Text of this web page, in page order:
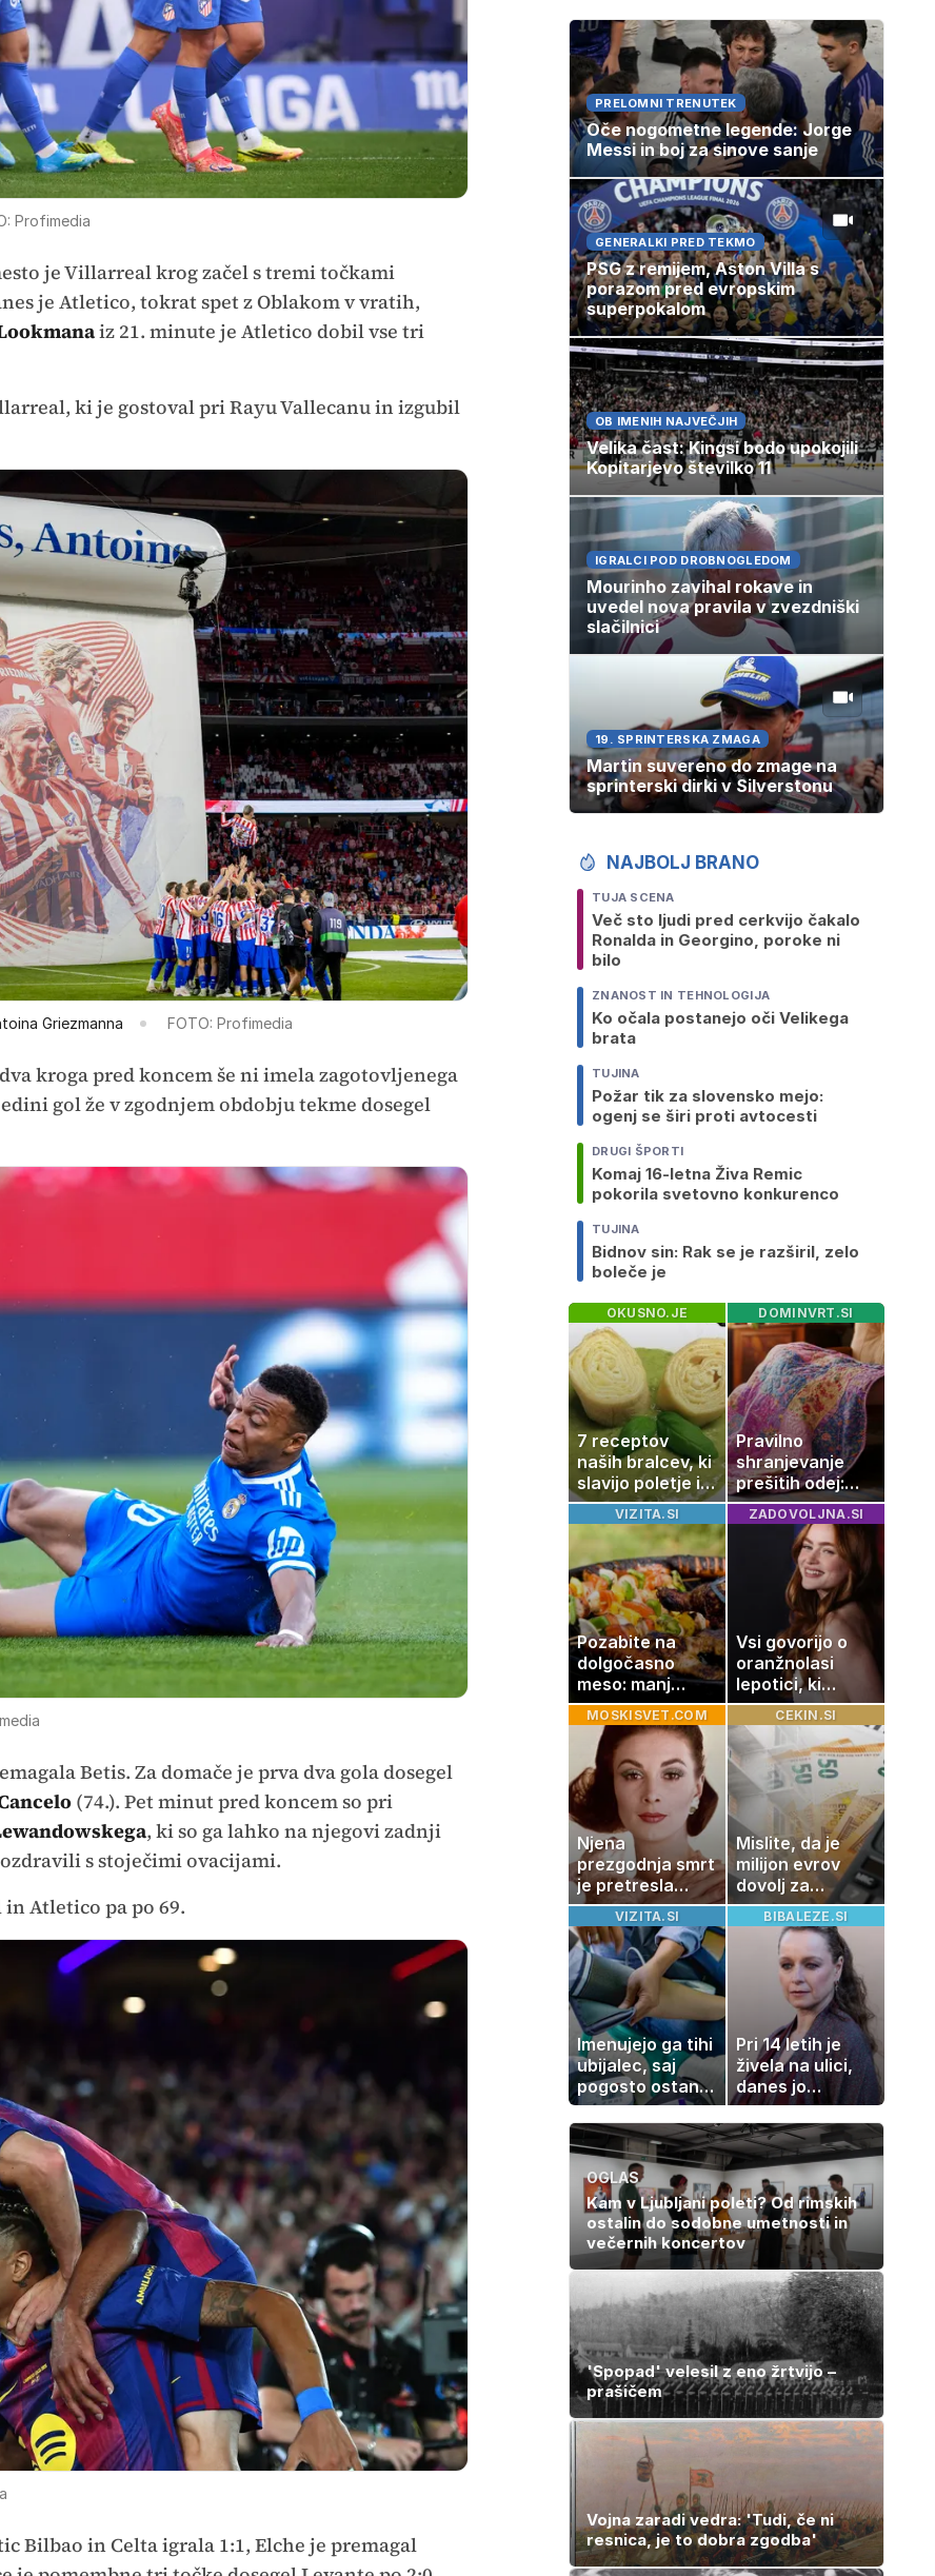
Profimedia
je Villarreal krog začel s tremi točkami
je Atletico, tokrat spet z Oblakom v vratih,
iz 21. minute je Atletico dobil vse tri
ki je gostoval pri Rayu Vallecanu in izgubil
Griezmanna FOTO: Profimedia
kroga pred koncem še ni imela zagotovljenega
gol že v zgodnjem obdobju tekme dosegel
Betis. Za domače je prva dva gola dosegel
(74.). Pet minut pred koncem so pri
, ki so ga lahko na njegovi zadnji
s stoječimi ovacijami.
Atletico pa po 69.
Bilbao in Celta igrala 1:1, Elche je premagal
PRELOMNI TRENUTEK
Oče nogometne legende: Jorge
Messi in boj za sinove sanje
GENERALKI PRED TEKMO
PSG z remijem, Aston Villa s
porazom pred evropskim
superpokalom
OB IMENIH NAJVEČJIH
Velika čast: Kingsi bodo upokojili
Kopitarjevo številko 11
IGRALCI POD DROBNOGLEDOM
Mourinho zavihal rokave in
uvedel nova pravila v zvezdniški
slačilnici
19. SPRINTERSKA ZMAGA
Martin suvereno do zmage na
sprinterski dirki v Silverstonu
NAJBOLJ BRANO
TUJA SCENA
Več sto ljudi pred cerkvijo čakalo
Ronalda in Georgino, poroke ni
bilo
ZNANOST IN TEHNOLOGIJA
Ko očala postanejo oči Velikega
brata
TUJINA
Požar tik za slovensko mejo:
ogenj se širi proti avtocesti
DRUGI ŠPORTI
Komaj 16-letna Živa Remic
pokorila svetovno konkurenco
TUJINA
Bidnov sin: Rak se je razširil, zelo
boleče je
OKUSNO.JE
7 receptov
naših bralcev, ki
slavijo poletje in
tradicijo
DOMINVRT.SI
Pravilno
shranjevanje
prešitih odej:
Kako ohraniti
družinsko
dediščino
VIZITA.SI
Pozabite na
dolgočasno
meso: manj
maščobe, več
svežine
ZADOVOLJNA.SI
Vsi govorijo o
oranžnolasi
lepotici, ki
navdušuje s
skrivnostno
vlogo
MOSKISVET.COM
Njena
prezgodnja smrt
je pretresla
modni svet: za
slavo se je
skrivala
tragedija
CEKIN.SI
Mislite, da je
milijon evrov
dovolj za
sanjsko
stanovanje? Te
številke so
šokirale Evropo
VIZITA.SI
Imenujejo ga tihi
ubijalec, saj
pogosto ostane
neopažen:
nenavadni
simptomi
visokega
holesterola
BIBALEZE.SI
Pri 14 letih je
živela na ulici,
danes jo
občuduje ves
svet
OGLAS
Kam v Ljubljani poleti? Od rimskih
ostalin do sodobne umetnosti in
večernih koncertov
'Spopad' velesil z eno žrtvijo –
prašičem
Vojna zaradi vedra: 'Tudi, če ni
resnica, je to dobra zgodba'